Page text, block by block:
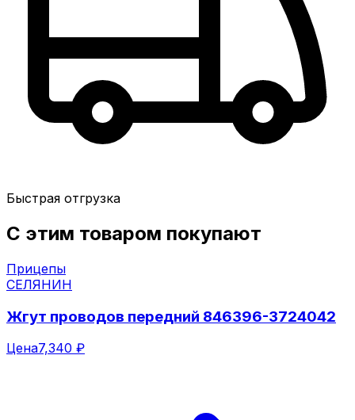
Быстрая отгрузка
С этим товаром покупают
Прицепы
СЕЛЯНИН
Жгут проводов передний 846396-3724042
Цена7,340 ₽